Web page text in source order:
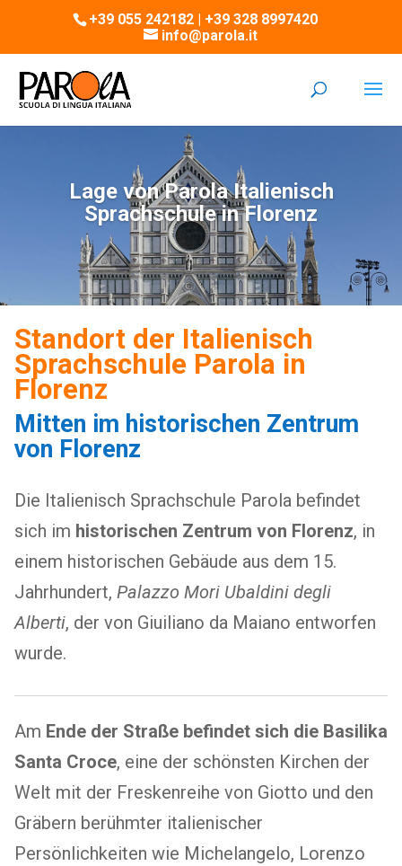
+39 055 242182 | +39 328 8997420
info@parola.it
Lage von Parola Italienisch
Sprachschule in Florenz
Standort der Italienisch
Sprachschule Parola in
Florenz
Mitten im historischen Zentrum
von Florenz
Die Italienisch Sprachschule Parola befindet
sich im historischen Zentrum von Florenz, in
einem historischen Gebäude aus dem 15.
Jahrhundert, Palazzo Mori Ubaldini degli
Alberti, der von Giuiliano da Maiano entworfen
wurde.
Am Ende der Straße befindet sich die Basilika
Santa Croce, eine der schönsten Kirchen der
Welt mit der Freskenreihe von Giotto und den
Gräbern berühmter italienischer
Persönlichkeiten wie Michelangelo, Lorenzo